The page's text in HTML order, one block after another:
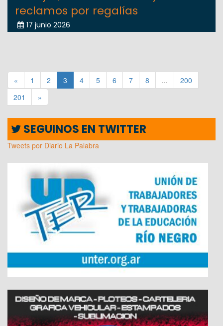
reclamos por regalías
17 junio 2026
« 1 2 3 4 5 6 7 8 ...
200
201
»
SEGUINOS EN TWITTER
Tweets por Diario La Palabra